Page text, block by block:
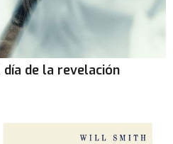
día de la revelación